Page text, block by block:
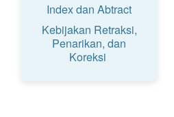
Index dan Abtract
Kebijakan Retraksi,
Penarikan, dan
Koreksi